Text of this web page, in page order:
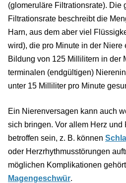
(glomeruläre Filtrationsrate). Die
Filtrationsrate beschreibt die
Harn, aus dem aber viel
wird), die pro Minute in der Niere
Bildung von 125 Millilitern in der
terminalen (endgültigen)
unter 15 Milliliter pro Minute
Ein Nierenversagen kann auch
sich bringen. Vor allem Herz und
betroffen sein, z. B. können
oder Herzrhythmusstörungen
möglichen Komplikationen
Magengeschwür.